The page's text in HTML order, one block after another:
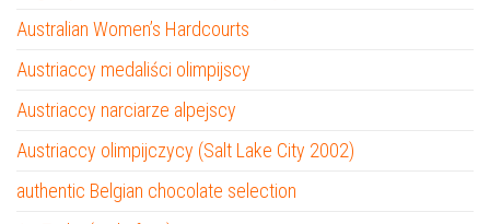
Australian Women’s Hardcourts
Austriaccy medaliści olimpijscy
Austriaccy narciarze alpejscy
Austriaccy olimpijczycy (Salt Lake City 2002)
authentic Belgian chocolate selection